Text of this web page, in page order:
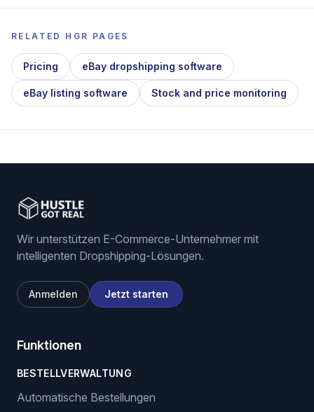
RELATED HGR PAGES
Pricing eBay dropshipping software
eBay listing software Stock and price monitoring
Wir unterstützen E-Commerce-Unternehmer mit
intelligenten Dropshipping-Lösungen.
Anmelden Jetzt starten
Funktionen
BESTELLVERWALTUNG
Automatische Bestellungen